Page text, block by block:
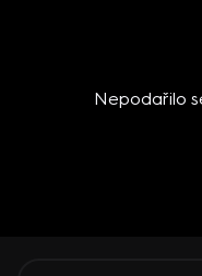
Nepodařilo